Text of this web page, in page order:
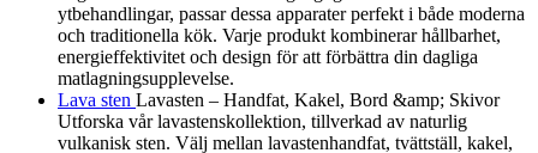
ytbehandlingar, passar dessa apparater perfekt i både moderna
och traditionella kök. Varje produkt kombinerar hållbarhet,
energieffektivitet och design för att förbättra din dagliga
matlagningsupplevelse.
Lava sten Lavasten – Handfat, Kakel, Bord &amp; Skivor
Utforska vår lavastenskollektion, tillverkad av naturlig
vulkanisk sten. Välj mellan lavastenhandfat, tvättställ, kakel,